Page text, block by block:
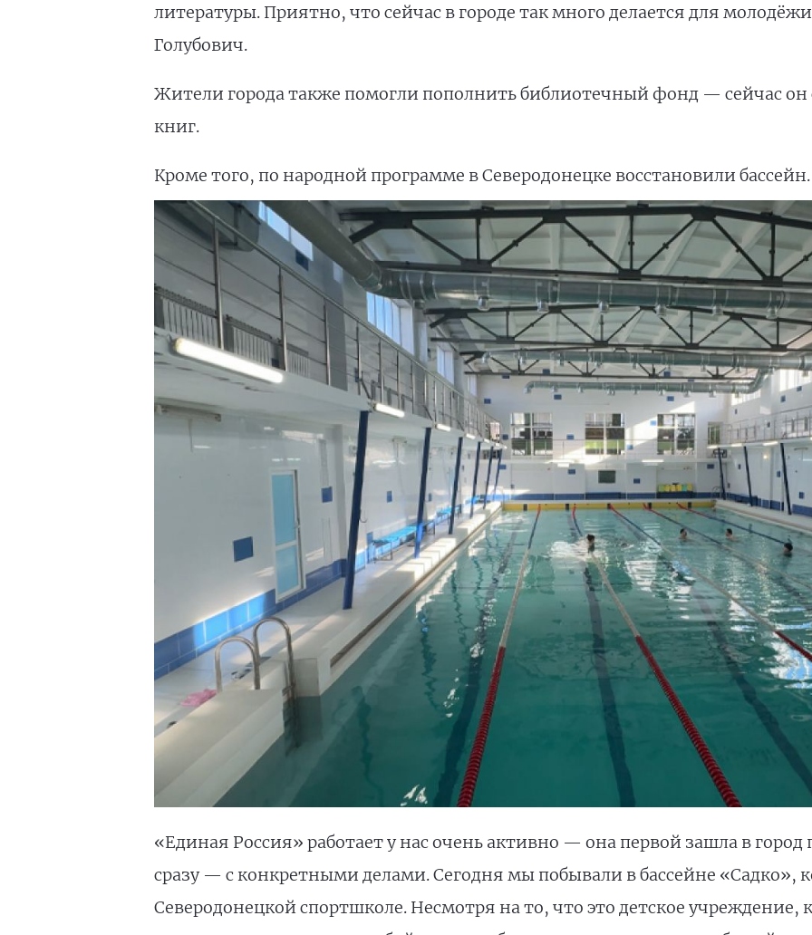
литературы. Приятно, что сейчас в городе так много делается для
Голубович.
Жители города также помогли пополнить библиотечный фонд — сейчас он
книг.
Кроме того, по народной программе в Северодонецке восстановили
«Единая Россия» работает у нас очень активно — она первой зашла в город
сразу — с конкретными делами. Сегодня мы побывали в бассейне «Садко»,
Северодонецкой спортшколе. Несмотря на то, что это детское учреждение,